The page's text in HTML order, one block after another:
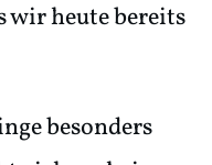
wir heute bereits
besonders